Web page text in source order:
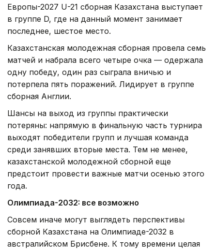
Европы-2027 U-21 сборная Казахстана выступает
в группе D, где на данный момент занимает
последнее, шестое место.
Казахстанская молодежная сборная провела семь
матчей и набрала всего четыре очка — одержала
одну победу, один раз сыграла вничью и
потерпела пять поражений. Лидирует в группе
сборная Англии.
Шансы на выход из группы практически
потеряны: напрямую в финальную часть турнира
выходят победители групп и лучшая команда
среди занявших вторые места. Тем не менее,
казахстанской молодежной сборной еще
предстоит провести важные матчи осенью этого
года.
Олимпиада-2032: все возможно
Совсем иначе могут выглядеть перспективы
сборной Казахстана на Олимпиаде-2032 в
австралийском Брисбене. К тому времени целая